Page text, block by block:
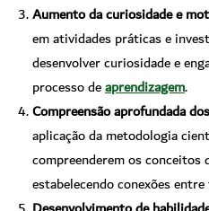
Aumento da curiosidade e
em atividades práticas e
desenvolver curiosidade e
processo deaprendizagem.
Compreensão aprofundada
aplicação da metodologia
compreenderem os conceitos
estabelecendo conexões